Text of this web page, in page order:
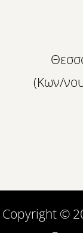
(Κων/
Copyright ©